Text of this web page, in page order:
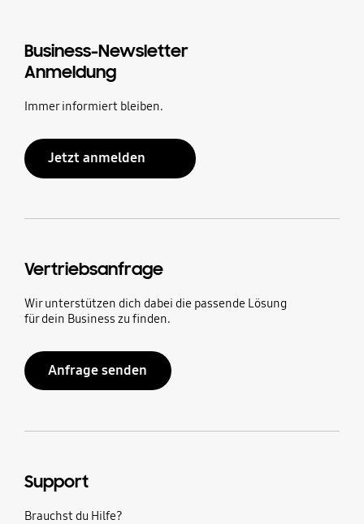
Business-Newsletter
Anmeldung
Immer informiert bleiben.
Jetzt anmelden
Vertriebsanfrage
Wir unterstützen dich dabei die passende Lösung
für dein Business zu finden.
Anfrage senden
Support
Brauchst du Hilfe?